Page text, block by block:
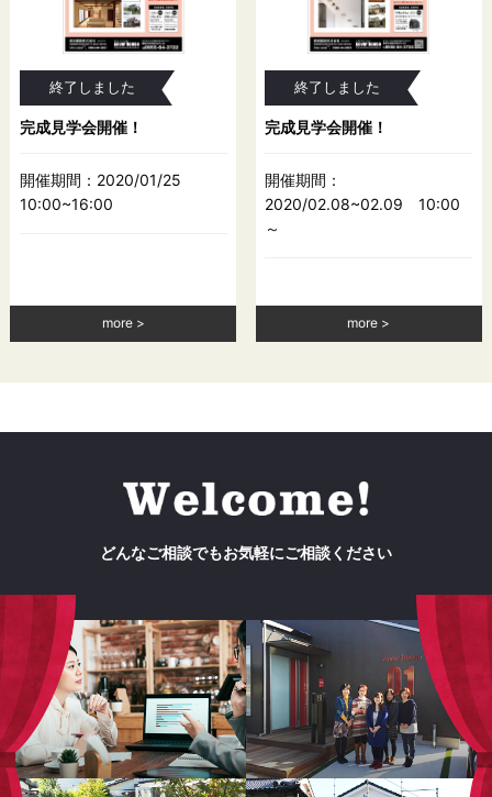
終了しました
完成見学会開催！
開催期間：2020/01/25
10:00~16:00
more
終了しました
完成見学会開催！
開催期間：
2020/02.08~02.09 10:00
～
more
どんなご相談でもお気軽にご相談ください